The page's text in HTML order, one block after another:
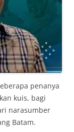
penanya
kuis, bagi
narasumber
Batam.